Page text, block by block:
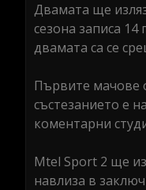
Двамата ще
сезона записа
двамата са се
Първите мачове
състезанието е
коментарни
Mtel Sport 2 ще
навлиза в